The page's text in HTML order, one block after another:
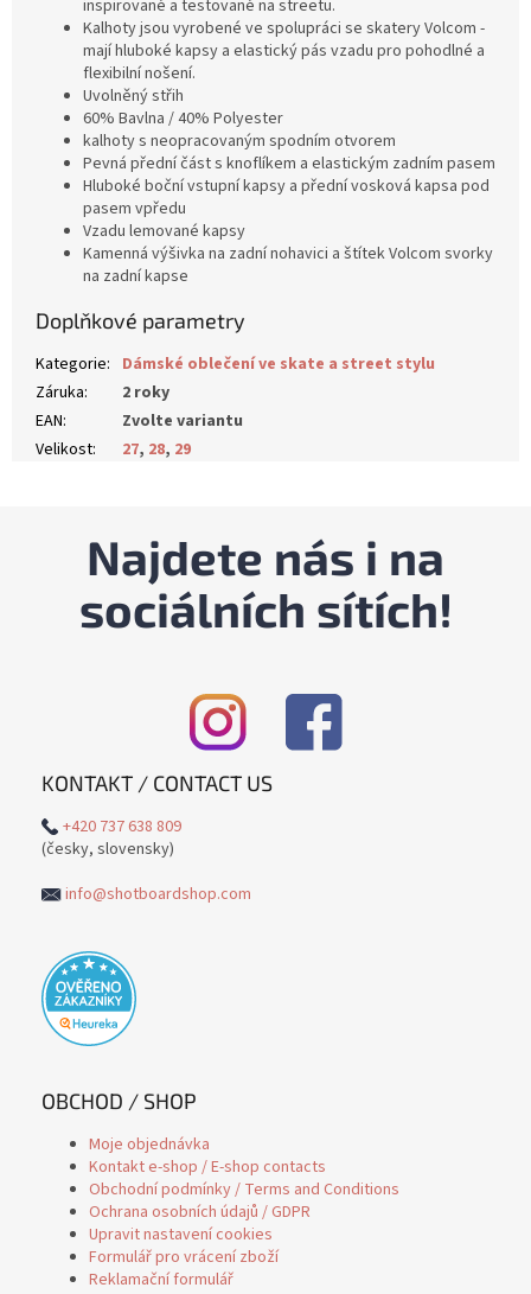
inspirované a testované na streetu.
Kalhoty jsou vyrobené ve spolupráci se skatery Volcom -
mají hluboké kapsy a elastický pás vzadu pro pohodlné a
flexibilní nošení.
Uvolněný střih
60% Bavlna / 40% Polyester
kalhoty s neopracovaným spodním otvorem
Pevná přední část s knoflíkem a elastickým zadním pasem
Hluboké boční vstupní kapsy a přední vosková kapsa pod
pasem vpředu
Vzadu lemované kapsy
Kamenná výšivka na zadní nohavici a štítek Volcom svorky
na zadní kapse
Doplňkové parametry
Kategorie: Dámské oblečení ve skate a street stylu
Záruka:
2 roky
EAN:
Zvolte variantu
Velikost: 27, 28, 29
Najdete nás i na
sociálních sítích!
KONTAKT / CONTACT US
+420 737 638 809
(česky, slovensky)
info@shotboardshop.com
OBCHOD / SHOP
Moje objednávka
Kontakt e-shop / E-shop contacts
Obchodní podmínky / Terms and Conditions
Ochrana osobních údajů / GDPR
Upravit nastavení cookies
Formulář pro vrácení zboží
Reklamační formulář